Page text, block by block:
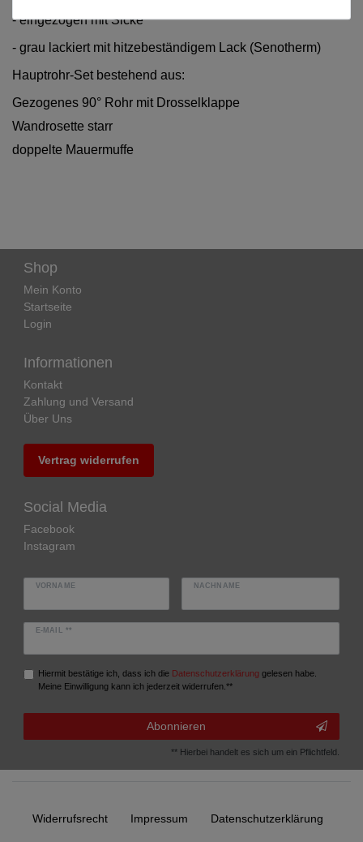
- eingezogen mit Sicke
- grau lackiert mit hitzebeständigem Lack (Senotherm)
Hauptrohr-Set bestehend aus:
Gezogenes 90° Rohr mit Drosselklappe
Wandrosette starr
doppelte Mauermuffe
Shop
Mein Konto
Startseite
Login
Informationen
Kontakt
Zahlung und Versand
Über Uns
Vertrag widerrufen
Social Media
Facebook
Instagram
VORNAME NACHNAME
E-MAIL **
Hiermit bestätige ich, dass ich die Daten­schutz­erklärung gelesen habe.
Meine Einwilligung kann ich jederzeit widerrufen.**
Abonnieren
** Hierbei handelt es sich um ein Pflichtfeld.
Widerrufs­recht Impressum Daten­schutz­erklärung